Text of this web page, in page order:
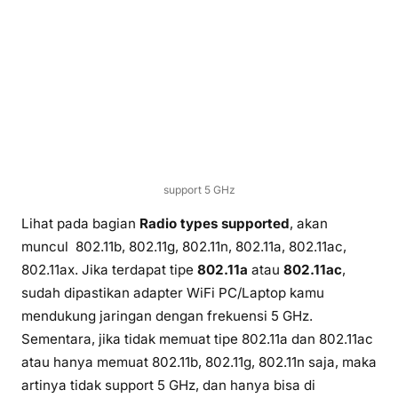
support 5 GHz
Lihat pada bagian Radio types supported, akan
muncul 802.11b, 802.11g, 802.11n, 802.11a, 802.11ac,
802.11ax. Jika terdapat tipe 802.11a atau 802.11ac,
sudah dipastikan adapter WiFi PC/Laptop kamu
mendukung jaringan dengan frekuensi 5 GHz.
Sementara, jika tidak memuat tipe 802.11a dan 802.11ac
atau hanya memuat 802.11b, 802.11g, 802.11n saja, maka
artinya tidak support 5 GHz, dan hanya bisa di